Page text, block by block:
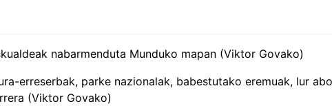
nabarmenduta Munduko mapan (Viktor Govako)
erreserbak, parke nazionalak, babestutako eremuak, lur
(Viktor Govako)